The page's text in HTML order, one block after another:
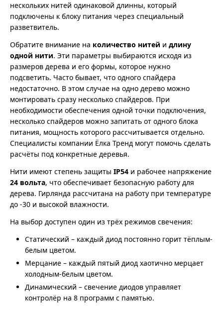
нескольких нитей одинаковой длинны, который
подключены к блоку питания через специальный
разветвитель.
Обратите внимание на количество нитей и длину
одной нити. Эти параметры выбираются исходя из
размеров дерева и его формы, которое нужно
подсветить. Часто бывает, что одного спайдера
недостаточно. В этом случае на одно дерево можно
монтировать сразу несколько спайдеров. При
необходимости обеспечения одной точки подключения,
несколько спайдеров можно запитать от одного блока
питания, мощность которого рассчитывается отдельно.
Специалисты компании Ёлка Тренд могут помочь сделать
расчёты под конкретные деревья.
Нити имеют степень защиты IP54 и рабочее напряжение
24 вольта, что обеспечивает безопасную работу для
дерева. Гирлянда рассчитана на работу при температуре
до -30 и высокой влажности.
На выбор доступен один из трёх режимов свечения:
Статический – каждый диод постоянно горит тёплым-
белым цветом.
Мерцание – каждый пятый диод хаотично мерцает
холодным-белым цветом.
Динамический – свечение диодов управляет
контролёр на 8 программ с памятью.